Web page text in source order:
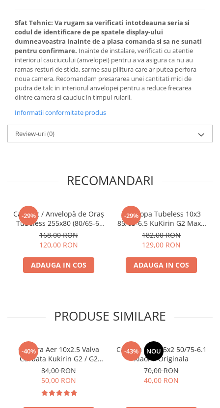
Sfat Tehnic: Va rugam sa verificati intotdeauna seria si
codul de identificare de pe spatele display-ului
dumneavoastra inainte de a plasa comanda si sa ne sunati
pentru confirmare. Inainte de instalare, verificati cu atentie
interiorul cauciucului (anvelopei) pentru a va asigura ca nu au
ramas resturi de sticla, sarme sau pilitura care ar putea perfora
noua camera. Recomandam presararea unei cantitati mici de
pudra de talc in interiorul anvelopei pentru a reduce frecarea
dintre camera si cauciuc in timpul rularii.
Informatii conformitate produs
Review-uri(0)
RECOMANDARI
-29%
Cauciuc / Anvelopă de Oraș
Tubeless 255x80 (80/65-6)
pentru KuKirin G2 Max și
KuKirin G2 Master (2024) –
Profil Urban Trotinetă
Electrică
168,00 RON
120,00 RON
ADAUGA IN COS
-29%
Anvelopa Tubeless 10x3
85/65-6.5 KuKirin G2 Max /
G2 Master 2024
182,00 RON
129,00 RON
ADAUGA IN COS
PRODUSE SIMILARE
-40%
Camera Aer 10x2.5 Valva
Curbata Kukirin G2 / G2
Max / G2 Master
84,00 RON
50,00 RON
-43% NOU
Camera Aer 8.5x2 50/75-6.1
Xiaomi Originala
70,00 RON
40,00 RON